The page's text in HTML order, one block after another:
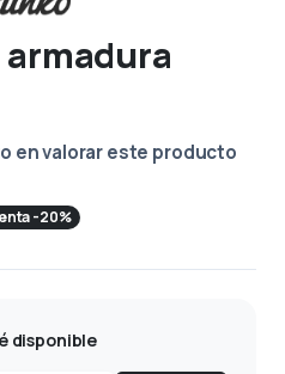
en valorar este producto
-20%
disponible